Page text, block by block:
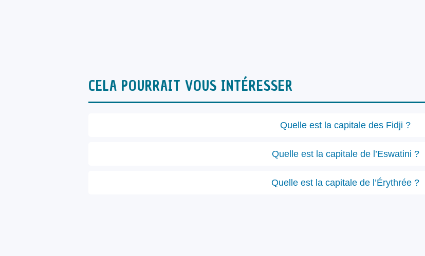
CELA POURRAIT VOUS INTÉRESSER
Quelle est la capitale des Fidji ?
Quelle est la capitale de l’Eswatini ?
Quelle est la capitale de l’Érythrée ?